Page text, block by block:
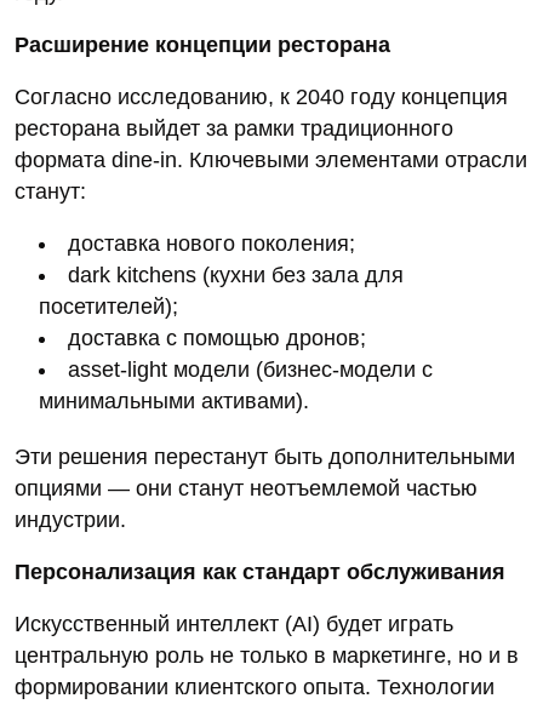
Расширение концепции ресторана
Согласно исследованию, к 2040 году концепция
ресторана выйдет за рамки традиционного
формата dine‑in. Ключевыми элементами отрасли
станут:
доставка нового поколения;
dark kitchens (кухни без зала для
посетителей);
доставка с помощью дронов;
asset‑light модели (бизнес‑модели с
минимальными активами).
Эти решения перестанут быть дополнительными
опциями — они станут неотъемлемой частью
индустрии.
Персонализация как стандарт обслуживания
Искусственный интеллект (AI) будет играть
центральную роль не только в маркетинге, но и в
формировании клиентского опыта. Технологии